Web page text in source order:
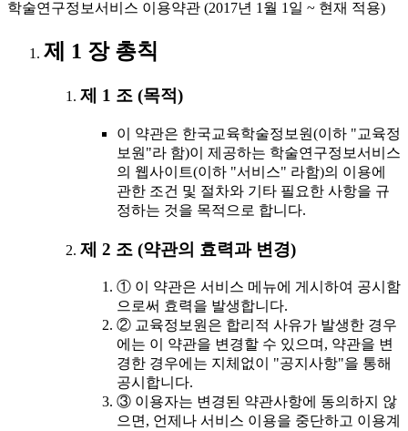
학술연구정보서비스 이용약관 (2017년 1월 1일 ~ 현재 적용)
제 1 장 총칙
제 1 조 (목적)
이 약관은 한국교육학술정보원(이하 "교육정
보원"라 함)이 제공하는 학술연구정보서비스
의 웹사이트(이하 "서비스" 라함)의 이용에
관한 조건 및 절차와 기타 필요한 사항을 규
정하는 것을 목적으로 합니다.
제 2 조 (약관의 효력과 변경)
① 이 약관은 서비스 메뉴에 게시하여 공시함
으로써 효력을 발생합니다.
② 교육정보원은 합리적 사유가 발생한 경우
에는 이 약관을 변경할 수 있으며, 약관을 변
경한 경우에는 지체없이 "공지사항"을 통해
공시합니다.
③ 이용자는 변경된 약관사항에 동의하지 않
으면, 언제나 서비스 이용을 중단하고 이용계